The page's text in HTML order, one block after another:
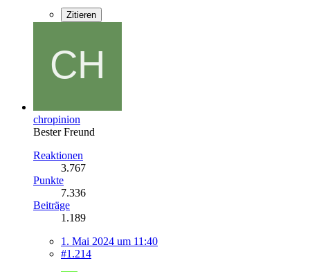
Zitieren
chropinion
Bester Freund
Reaktionen
3.767
Punkte
7.336
Beiträge
1.189
1. Mai 2024 um 11:40
#1.214